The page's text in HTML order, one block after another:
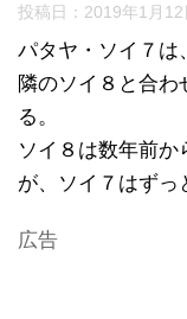
投稿日： 2019年1月12
パタヤ・ソイ７は
隣のソイ８と合
る。
ソイ８は数年前か
が、ソイ７はずっ
広告